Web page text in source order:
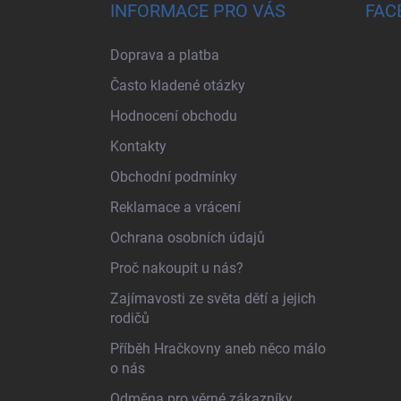
INFORMACE PRO VÁS
Doprava a platba
Často kladené otázky
Hodnocení obchodu
Kontakty
Obchodní podmínky
Reklamace a vrácení
Ochrana osobních údajů
Proč nakoupit u nás?
Zajímavosti ze světa dětí a jejich
rodičů
Příběh Hračkovny aneb něco málo
o nás